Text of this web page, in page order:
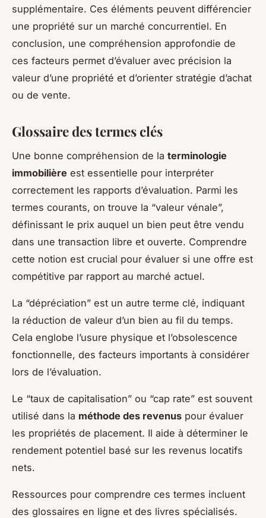
supplémentaire. Ces éléments peuvent différencier
une propriété sur un marché concurrentiel. En
conclusion, une compréhension approfondie de
ces facteurs permet d’évaluer avec précision la
valeur d’une propriété et d’orienter stratégie d’achat
ou de vente.
Glossaire des termes clés
Une bonne compréhension de la terminologie
immobilière est essentielle pour interpréter
correctement les rapports d’évaluation. Parmi les
termes courants, on trouve la “valeur vénale”,
définissant le prix auquel un bien peut être vendu
dans une transaction libre et ouverte. Comprendre
cette notion est crucial pour évaluer si une offre est
compétitive par rapport au marché actuel.
La “dépréciation” est un autre terme clé, indiquant
la réduction de valeur d’un bien au fil du temps.
Cela englobe l’usure physique et l’obsolescence
fonctionnelle, des facteurs importants à considérer
lors de l’évaluation.
Le “taux de capitalisation” ou “cap rate” est souvent
utilisé dans la méthode des revenus pour évaluer
les propriétés de placement. Il aide à déterminer le
rendement potentiel basé sur les revenus locatifs
nets.
Ressources pour comprendre ces termes incluent
des glossaires en ligne et des livres spécialisés.